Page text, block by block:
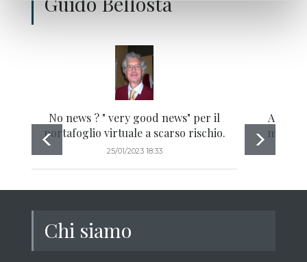
No news ? " very good news" per il
portafoglio virtuale a scarso rischio.
25/01/2023 18:33
miliardi
Chi siamo